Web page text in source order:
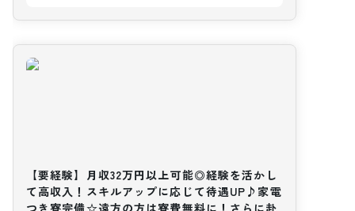
【要経験】月収32万円以上可能◎経験を活かし
て高収入！スキルアップに応じて待遇UP♪家電
つき寮完備☆遠方の方は寮費無料に！さらに赴